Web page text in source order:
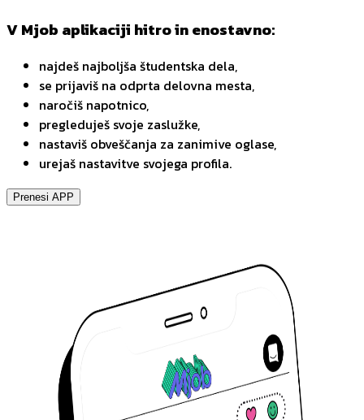
V Mjob aplikaciji hitro in enostavno:
najdeš najboljša študentska dela,
se prijaviš na odprta delovna mesta,
naročiš napotnico,
pregleduješ svoje zaslužke,
nastaviš obveščanja za zanimive oglase,
urejaš nastavitve svojega profila.
Prenesi APP